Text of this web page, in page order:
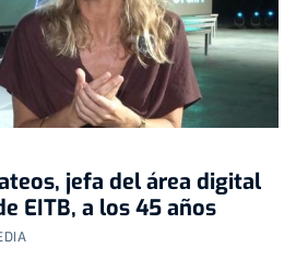
jefa del área digital
EITB, a los 45 años